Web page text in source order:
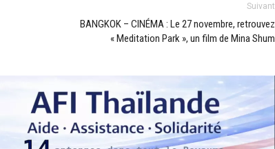
Suivant
BANGKOK – CINÉMA : Le 27 novembre, retrouvez
« Meditation Park », un film de Mina Shum